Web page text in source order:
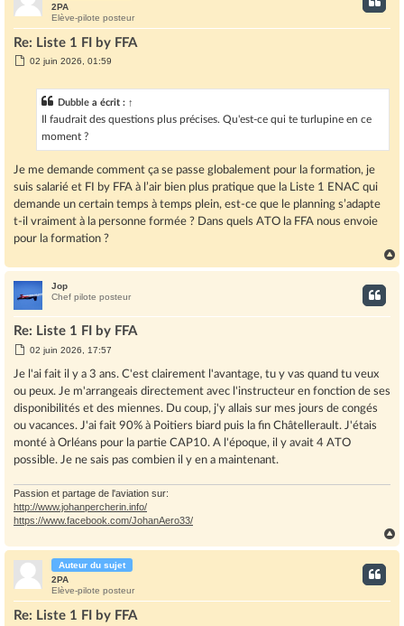
2PA
Elève-pilote posteur
Re: Liste 1 FI by FFA
M02 juin 2026, 01:59
Dubble a écrit : ↑
Il faudrait des questions plus précises. Qu'est-ce qui te turlupine en ce
moment ?
Je me demande comment ça se passe globalement pour la formation, je
suis salarié et FI by FFA à l’air bien plus pratique que la Liste 1 ENAC qui
demande un certain temps à temps plein, est-ce que le planning s’adapte
t-il vraiment à la personne formée ? Dans quels ATO la FFA nous envoie
pour la formation ?
a
Jop
Chef pilote posteur
Re: Liste 1 FI by FFA
M
s
s
a
e
02 juin 2026, 17:57
Je l'ai fait il y a 3 ans. C'est clairement l'avantage, tu y vas quand tu veux
ou peux. Je m'arrangeais directement avec l'instructeur en fonction de ses
disponibilités et des miennes. Du coup, j'y allais sur mes jours de congés
ou vacances. J'ai fait 90% à Poitiers biard puis la fin Châtellerault. J'étais
monté à Orléans pour la partie CAP10. A l'époque, il y avait 4 ATO
possible. Je ne sais pas combien il y en a maintenant.
Passion et partage de l'aviation sur:
http://www.johanpercherin.info/
https://www.facebook.com/JohanAero33/
a
Auteur du sujet
2PA
Elève-pilote posteur
Re: Liste 1 FI by FFA